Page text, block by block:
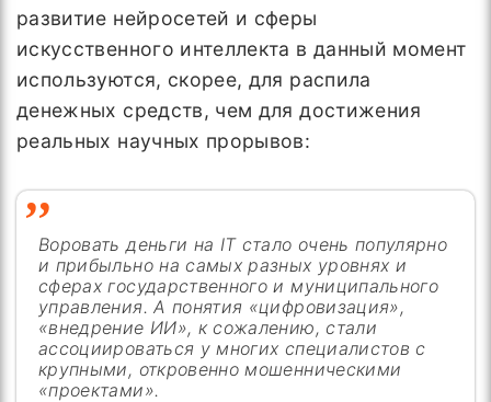
развитие нейросетей и сферы
искусственного интеллекта в данный момент
используются, скорее, для распила
денежных средств, чем для достижения
реальных научных прорывов:
Воровать деньги на IT стало очень популярно
и прибыльно на самых разных уровнях и
сферах государственного и муниципального
управления. А понятия «цифровизация»,
«внедрение ИИ», к сожалению, стали
ассоциироваться у многих специалистов с
крупными, откровенно мошенническими
«проектами».